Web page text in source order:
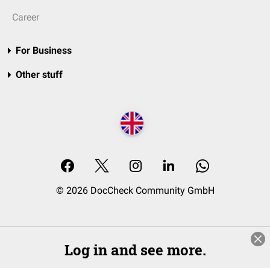
Career
For Business
Other stuff
© 2026 DocCheck Community GmbH
Log in and see more.